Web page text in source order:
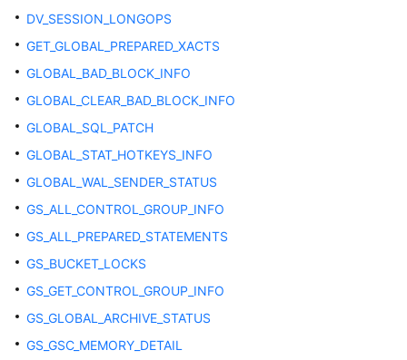
发
教
程
SQL
调
优
南
SQL
考
最
实
DV_SESSION_LONGOPS
GET_GLOBAL_PREPARED_XACTS
GLOBAL_BAD_BLOCK_INFO
GLOBAL_CLEAR_BAD_BLOCK_INFO
GLOBAL_SQL_PATCH
GLOBAL_STAT_HOTKEYS_INFO
GLOBAL_WAL_SENDER_STATUS
GS_ALL_CONTROL_GROUP_INFO
GS_ALL_PREPARED_STATEMENTS
GS_BUCKET_LOCKS
GS_GET_CONTROL_GROUP_INFO
GS_GLOBAL_ARCHIVE_STATUS
GS_GSC_MEMORY_DETAIL